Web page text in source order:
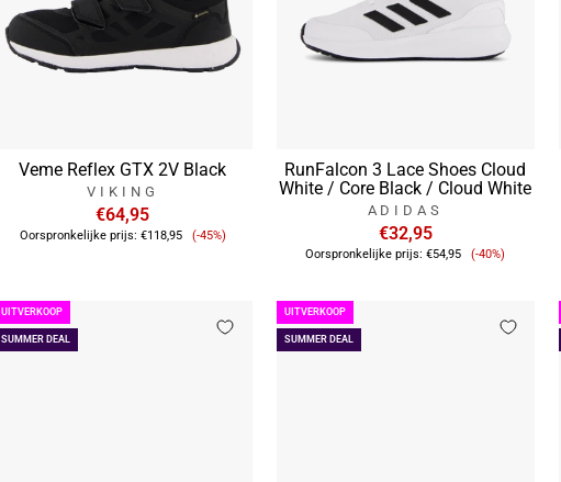
Veme Reflex GTX 2V Black
VIKING
€64,95
Oorspronkelijke prijs: €118,95 Verkoopprijs
(-45%)
RunFalcon 3 Lace Shoes Cloud
White / Core Black / Cloud White
ADIDAS
€32,95
Oorspronkelijke prijs:€54,95 Verkoopprijs
(-40%)
SUMMER DEAL
UITVERKOOP
SUMMER DEAL
UITVERKOOP